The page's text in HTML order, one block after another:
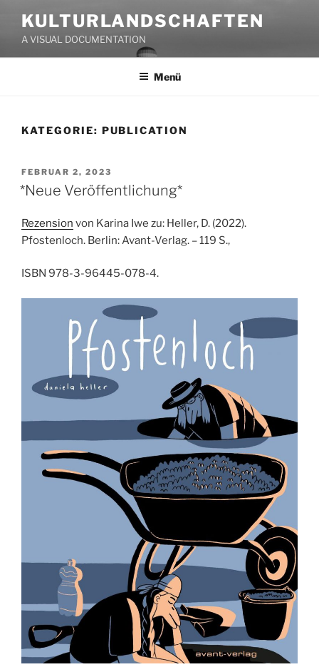
Inhalt
springen
KULTURLANDSCHAFTEN
A VISUAL DOCUMENTATION
Menü
KATEGORIE: PUBLICATION
VERÖFFENTLICHT
AM
FEBRUAR 2, 2023
*Neue Veröffentlichung*
Rezension von Karina Iwe zu: Heller, D. (2022).
Pfostenloch. Berlin: Avant-Verlag. – 119 S.,
ISBN 978-3-96445-078-4.